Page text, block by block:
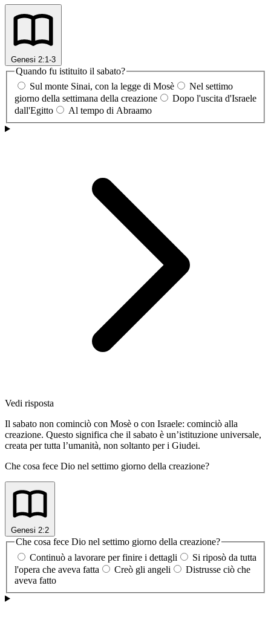
Genesi 2:1-3
Quando fu istituito il sabato?
Sul monte Sinai, con la legge di Mosè
Nel settimo
giorno della settimana della creazione
Dopo l'uscita d'Israele
dall'Egitto
Al tempo di Abraamo
Vedi risposta
Il sabato non cominciò con Mosè o con Israele: cominciò alla
creazione. Questo significa che il sabato è un’istituzione universale,
creata per tutta l’umanità, non soltanto per i Giudei.
Che cosa fece Dio nel settimo giorno della creazione?
Genesi 2:2
Che cosa fece Dio nel settimo giorno della creazione?
Continuò a lavorare per finire i dettagli
Si riposò da tutta
l'opera che aveva fatta
Creò gli angeli
Distrusse ciò che
aveva fatto